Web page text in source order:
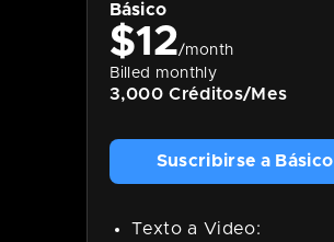
Básico
$12/month
Billed monthly
3,000 Créditos/Mes
Suscribirse a Básico
Texto a Video: